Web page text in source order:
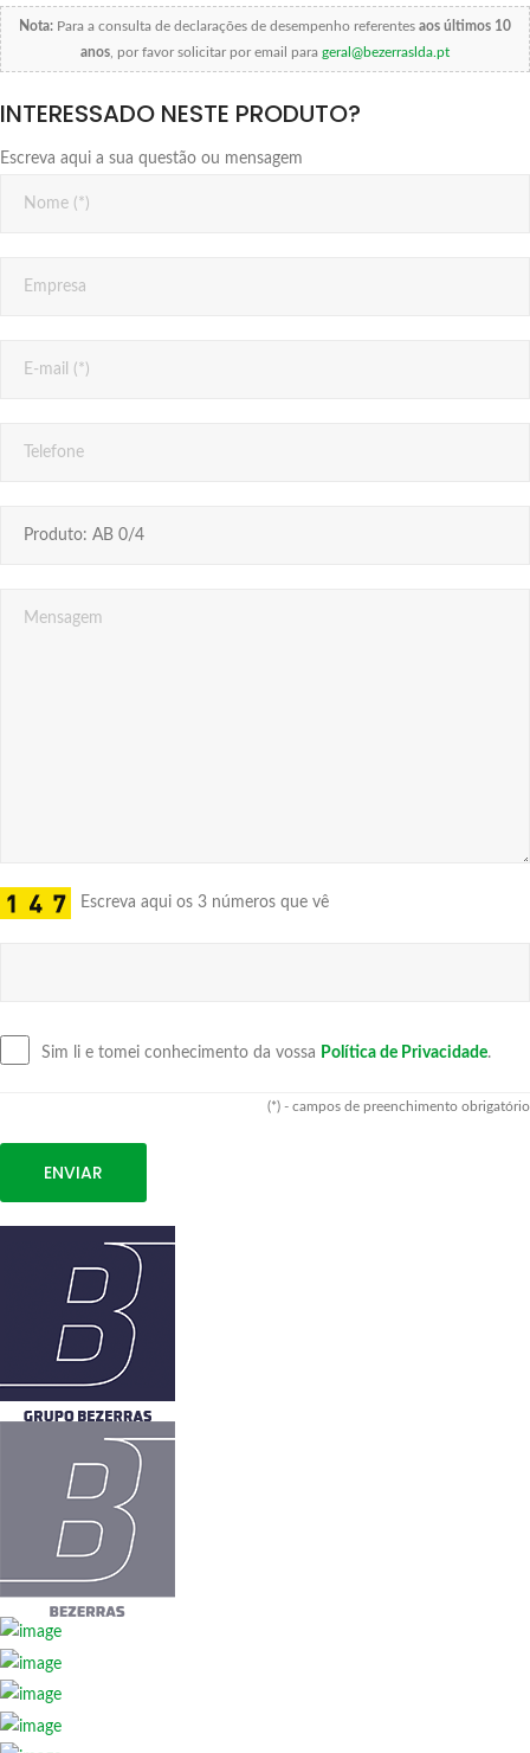
Nota: Para a consulta de declarações de desempenho referentes aos últimos 10
anos , por favor solicitar por email para geral@bezerraslda.pt
INTERESSADO NESTE PRODUTO?
Escreva aqui a sua questão ou mensagem
Escreva aqui os 3 números que vê
Sim li e tomei conhecimento da vossa Política de Privacidade.
(*) - campos de preenchimento obrigatório